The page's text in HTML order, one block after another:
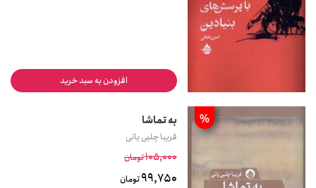
افزودن به سبد خرید
% به تماشا
فریبا چلبی یانی
105,000تومان
99,750تومان